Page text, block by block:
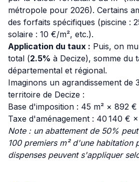
métropole pour 2026). Certains
des forfaits spécifiques (piscine :
solaire : 10 €/m², etc.).
Application du taux : Puis, on
total (2.5% à Decize), somme du
départemental et régional.
Imaginons un agrandissement de
territoire de Decize :
Base d'imposition : 45 m² × 892 €
Taxe d'aménagement : 40 140 €
Note : un abattement de 50%
100 premiers m² d'une habitation
dispenses peuvent s'appliquer